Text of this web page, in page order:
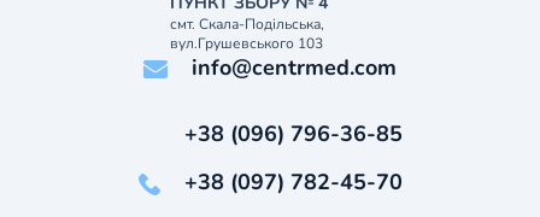
смт. Скала-Подільська,
вул.Грушевського 103
info@centrmed.com
+38 (096) 796-36-85
+38 (097) 782-45-70